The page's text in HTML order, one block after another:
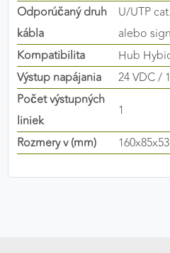
Odporúčaný druh
kábla
U/UTP
alebo
Kompatibilita
Hub
Výstup napájania
24 VDC /
Počet výstupných
liniek
1
Rozmery v (mm)
160x85x53
MARKETINGOVÉ
Marketingové cookies sa
správania používateľov
stránkami. Umožňujú
zobrazovať cielenú a
našom webe aj v
Google Ads